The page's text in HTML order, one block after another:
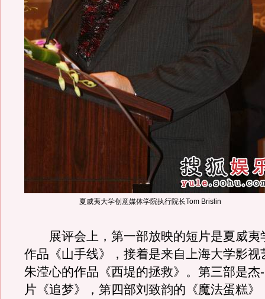
夏威夷大学创意媒体学院执行院长Tom Brislin
展评会上，第一部放映的短片是夏威夷
作品《山手线》，接着是来自上海大学影视
朱滢心的作品《西堤的拯救》。第三部是杰
片《追梦》，第四部刘致韵的《魔法蛋糕》